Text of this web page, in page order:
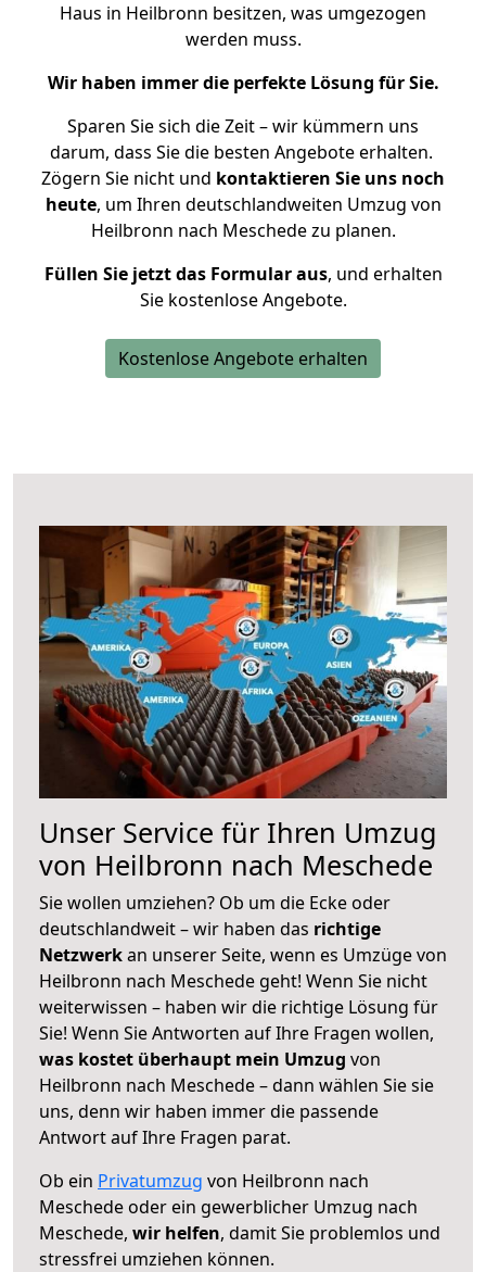
Haus in Heilbronn besitzen, was umgezogen
werden muss.
Wir haben immer die perfekte Lösung für Sie.
Sparen Sie sich die Zeit – wir kümmern uns
darum, dass Sie die besten Angebote erhalten.
Zögern Sie nicht und kontaktieren Sie uns noch
heute, um Ihren deutschlandweiten Umzug von
Heilbronn nach Meschede zu planen.
Füllen Sie jetzt das Formular aus, und erhalten
Sie kostenlose Angebote.
Kostenlose Angebote erhalten
Unser Service für Ihren Umzug
von Heilbronn nach Meschede
Sie wollen umziehen? Ob um die Ecke oder
deutschlandweit – wir haben das richtige
Netzwerkan unserer Seite, wenn es Umzüge von
Heilbronn nach Meschede geht! Wenn Sie nicht
weiterwissen – haben wir die richtige Lösung für
Sie! Wenn Sie Antworten auf Ihre Fragen wollen,
was kostet überhaupt mein Umzug von
Heilbronn nach Meschede – dann wählen Sie sie
uns, denn wir haben immer die passende
Antwort auf Ihre Fragen parat.
Ob ein Privatumzug von Heilbronn nach
Meschede oder ein gewerblicher Umzug nach
Meschede, wir helfen, damit Sie problemlos und
stressfrei umziehen können.